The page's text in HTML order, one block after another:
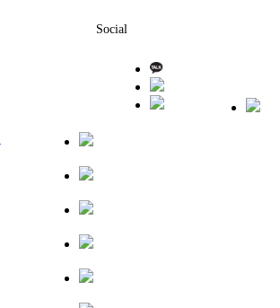
Social